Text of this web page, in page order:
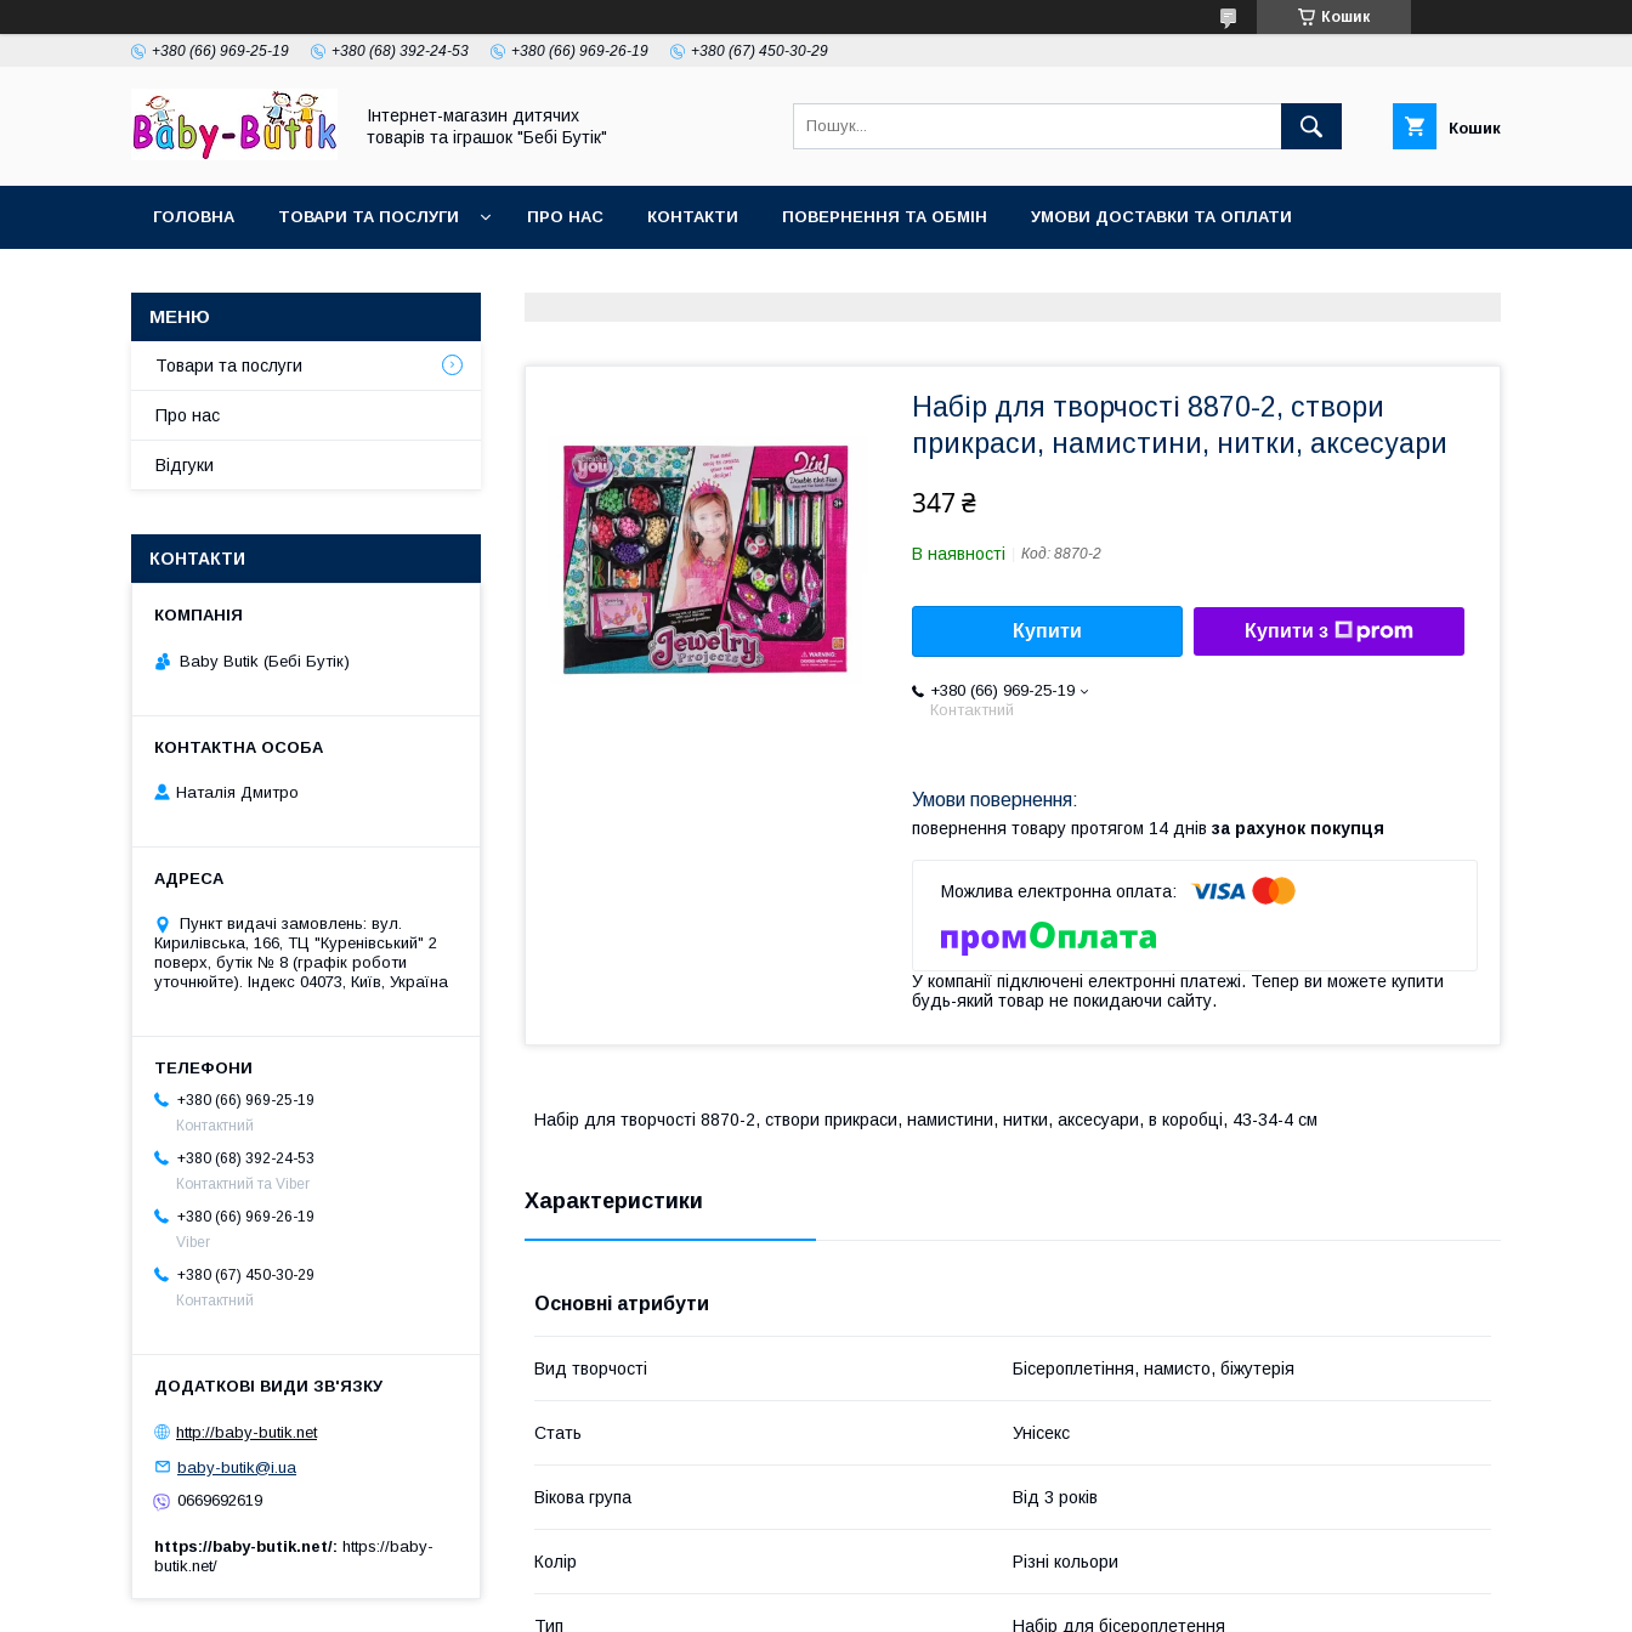
Кошик
+380 (66) 969-25-19 +380 (68) 392-24-53 +380 (66) 969-26-19 +380 (67) 450-30-29
Інтернет-магазин дитячих
товарів та іграшок "Бебі Бутік"
Кошик
ГОЛОВНА ТОВАРИ ТА ПОСЛУГИ ПРО НАС КОНТАКТИ ПОВЕРНЕННЯ ТА ОБМІН УМОВИ ДОСТАВКИ ТА ОПЛАТИ
Набір для творчості 8870-2, створи
прикраси, намистини, нитки, аксесуари
347 ₴
В наявності Код: 8870-2
Купити Купити з
+380 (66) 969-25-19
Контактний
повернення товару протягом 14 днів за рахунок покупця
У компанії підключені електронні платежі. Тепер ви можете купити
будь-який товар не покидаючи сайту.
Набір для творчості 8870-2, створи прикраси, намистини, нитки, аксесуари, в коробці, 43-34-4 см
Характеристики
Основні атрибути
Вид творчості Бісероплетіння, намисто, біжутерія
Стать Унісекс
Вікова група Від 3 років
Колір Різні кольори
Тип Набір для бісероплетення
Товари та послуги
Про нас
Відгуки
КОНТАКТИ
Baby Butik (Бебі Бутік)
Наталія Дмитро
Пункт видачі замовлень: вул.
Кирилівська, 166, ТЦ "Куренівський" 2
поверх, бутік № 8 (графік роботи
уточнюйте). Індекс 04073, Київ, Україна
+380 (66) 969-25-19
Контактний
+380 (68) 392-24-53
Контактний та Viber
+380 (66) 969-26-19
Viber
+380 (67) 450-30-29
Контактний
http://baby-butik.net
baby-butik@i.ua
0669692619
https://baby-butik.net/ https://baby-
butik.net/